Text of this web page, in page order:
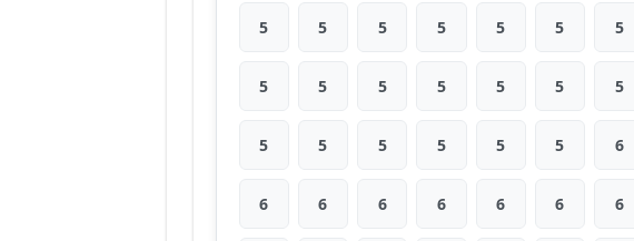
5 5 5 5 5 5 5
5 5 5 5 5 5 5
5 5 5 5 5 5 6
6 6 6 6 6 6 6